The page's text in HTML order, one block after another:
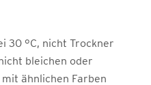
30 °C, nicht Trockner
bleichen oder
ähnlichen Farben